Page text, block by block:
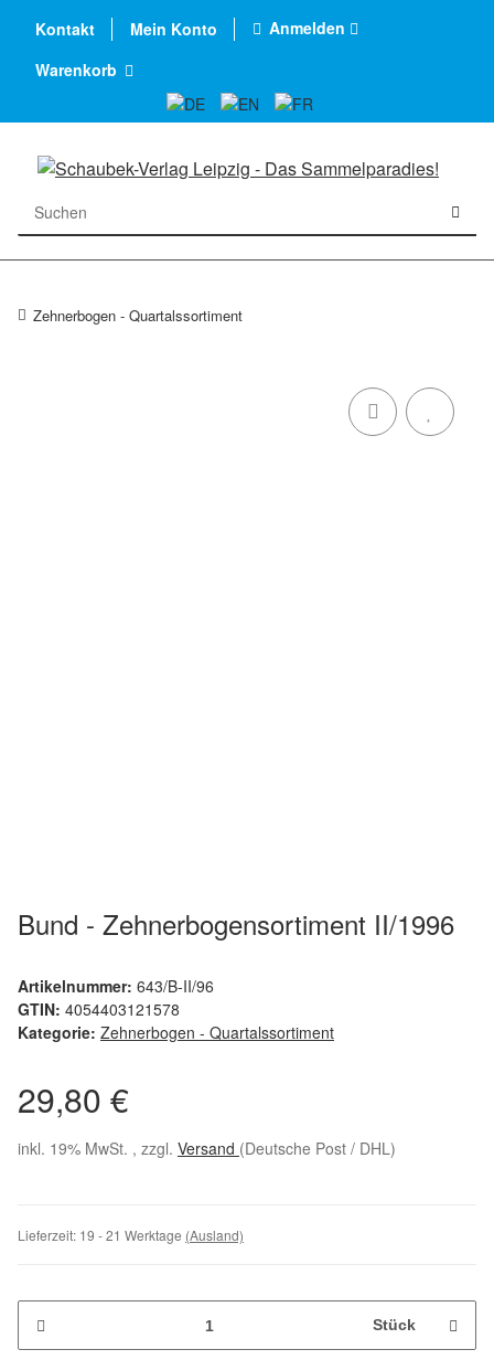
Kontakt Mein Konto
Anmelden
Warenkorb
Zehnerbogen - Quartalssortiment
Bund - Zehnerbogensortiment II/1996
Artikelnummer: 643/B-II/96
GTIN: 4054403121578
Kategorie: Zehnerbogen - Quartalssortiment
29,80 €
inkl. 19% MwSt. , zzgl. Versand (Deutsche Post / DHL)
Lieferzeit: 19 - 21 Werktage (Ausland)
Stück